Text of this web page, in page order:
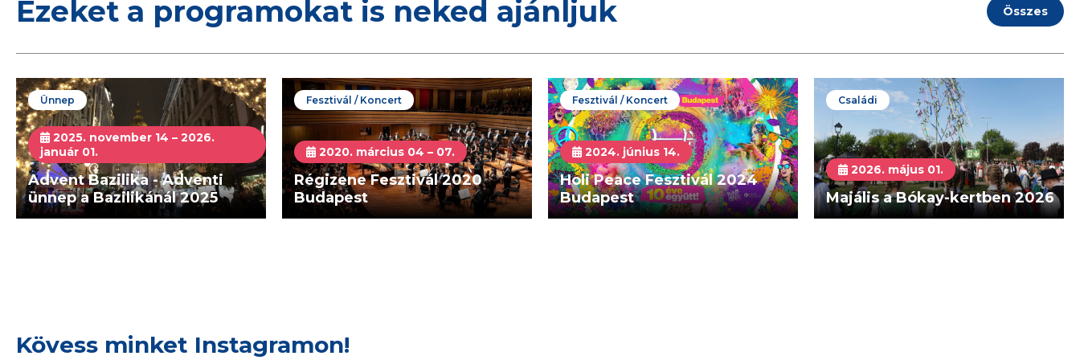
Ezeket a programokat is neked ajánljuk Összes
Ünnep
2025. november 14 – 2026.
január 01.
Advent Bazilika - Adventi
ünnep a Bazilikánál 2025
Fesztivál / Koncert
2020. március 04 – 07.
Régizene Fesztivál 2020
Budapest
Fesztivál / Koncert
2024. június 14.
Holi Peace Fesztivál 2024
Budapest
Családi
2026. május 01.
Majális a Bókay-kertben 2026
Kövess minket Instagramon!